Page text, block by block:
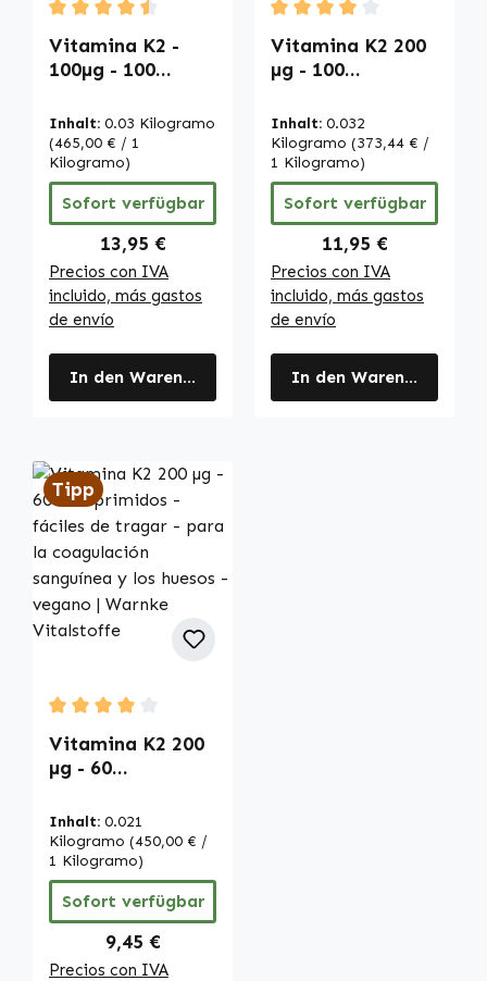
Durchschnittliche Bewertung von 4.5 von 5 Sternen
Vitamina K2 -
100µg - 100
de tragar - para
la coagulación
sanguínea y los
huesos | Warnke
Vitalstoffe
Inhalt: 0.03 Kilogramo
(465,00 € / 1
Kilogramo)
Sofort verfügbar
Regulärer Preis:
13,95 €
Precios con IVA
incluido, más gastos
de envío
In den Warenkorb
Durchschnittliche
Vitamina K2 200
µg - 100
recubiertos -
fácil de tragar -
para huesos y
coagulación
sanguínea |
Warnke
Vitalstoffe
Inhalt: 0.032
Kilogramo (373,44 € /
1 Kilogramo)
Sofort verfügbar
Regulärer Preis:
11,95 €
Precios con IVA
incluido, más gastos
de envío
In den Warenkorb
Tipp
Durchschnittliche Bewertung von 4 von 5 Sternen
Vitamina K2 200
µg - 60
fáciles de tragar
- para la
coagulación
sanguínea y los
huesos - vegano |
Warnke
Vitalstoffe
Inhalt: 0.021
Kilogramo (450,00 € /
1 Kilogramo)
Sofort verfügbar
Regulärer Preis:
9,45 €
Precios con IVA